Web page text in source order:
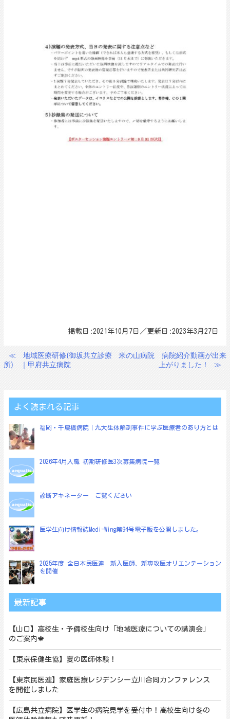
掲載日:2021年10月7日／更新日:2023年3月27日
投
ゲ
ー
シ
ョ
ン
≪
地域医療研修(御坂共立診療
所) ｜甲府共立病院
米の山病院 病院紹介動画が出来
上がりました！
≫
よく読まれる記事
福岡・千鳥橋病院｜九大生体解剖事件に学ぶ医療者のあり方とは
2026年4月入職 初期研修医3次募集病院一覧
診断アキネーター ご覧ください
医学生向け情報誌Medi-Wing第94号電子版を公開しました。
2025年度 全日本民医連 新入医師、新専攻医オリエンテーション
を開催
最新記事
【山口】高校生・予備校生向け「地域医療についての講演会」
のご案内🍁
【東京保健生協】夏の医師体験！
【東京民医連】家庭医療レジデンシー立川合同カンファレンス
を開催しました
【広島共立病院】医学生の病院見学を受付中！高校生向け冬の